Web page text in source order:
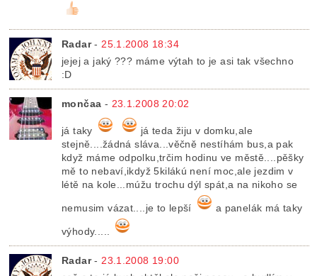
Radar- 25.1.2008 18:34
jejej a jaký ??? máme výtah to je asi tak všechno
:D
mončaa - 23.1.2008 20:02
já taky
já teda žiju v domku,ale
stejně....žádná sláva...věčně nestíhám bus,a pak
když máme odpolku,trčim hodinu ve městě....pěšky
mě to nebaví,ikdyž 5kilákú není moc,ale jezdim v
létě na kole...múžu trochu dýl spát,a na nikoho se
nemusim vázat....je to lepší a panelák má taky
výhody.....
Radar- 23.1.2008 19:00